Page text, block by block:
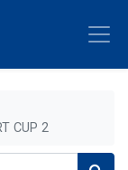
CUP 2